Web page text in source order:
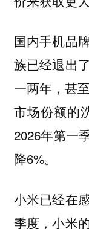
国内手机品
族已经退出
一两年，甚
市场份额的
2026年第一
降6%。
小米已经在
季度，小米